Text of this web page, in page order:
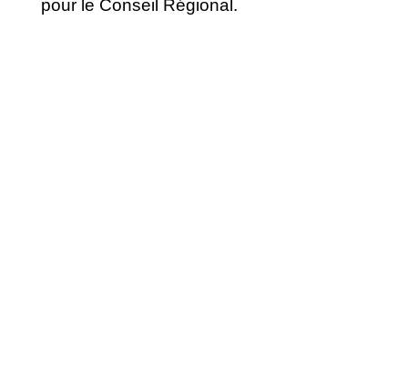
pour le Conseil Régional.